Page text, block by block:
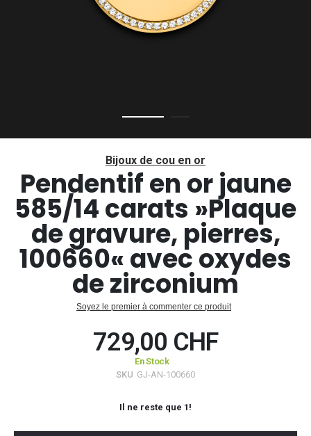
Galerie
Bijoux de cou en or
Pendentif en or jaune
585/14 carats »Plaque
de gravure, pierres,
100660« avec oxydes
de zirconium
Soyez le premier à commenter ce produit
729,00 CHF
En Stock
SKU GJ-AN-100660
Il ne reste que 1 !